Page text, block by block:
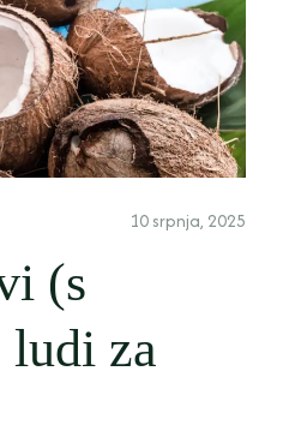
10 srpnja, 2025
(s
ludi za